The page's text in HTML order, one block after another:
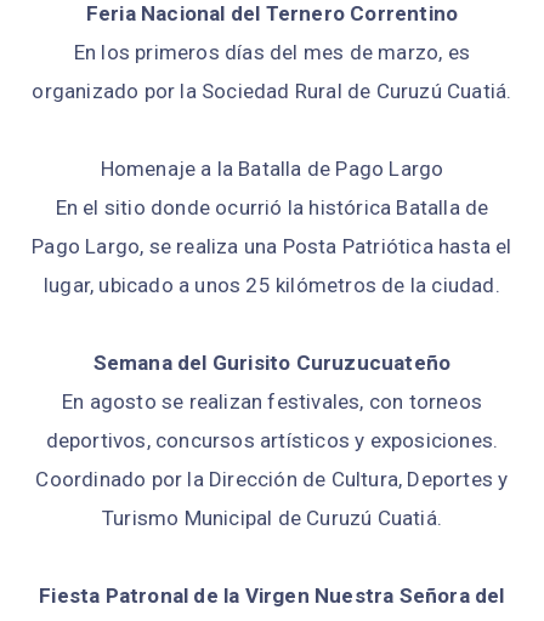
Feria Nacional del Ternero Correntino
En los primeros días del mes de marzo, es
organizado por la Sociedad Rural de Curuzú Cuatiá.
Homenaje a la Batalla de Pago Largo
En el sitio donde ocurrió la histórica Batalla de
Pago Largo, se realiza una Posta Patriótica hasta el
lugar, ubicado a unos 25 kilómetros de la ciudad.
Semana del Gurisito Curuzucuateño
En agosto se realizan festivales, con torneos
deportivos, concursos artísticos y exposiciones.
Coordinado por la Dirección de Cultura, Deportes y
Turismo Municipal de Curuzú Cuatiá.
Fiesta Patronal de la Virgen Nuestra Señora del